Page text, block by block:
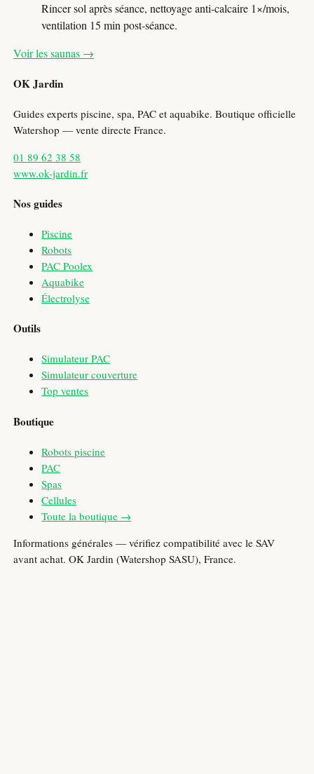
Rincer sol après séance, nettoyage anti-calcaire 1×/mois,
ventilation 15 min post-séance.
Voir les saunas →
OK Jardin
Guides experts piscine, spa, PAC et aquabike. Boutique officielle
Watershop — vente directe France.
01 89 62 38 58
www.ok-jardin.fr
Nos guides
Piscine
Robots
PAC Poolex
Aquabike
Électrolyse
Outils
Simulateur PAC
Simulateur couverture
Top ventes
Boutique
Robots piscine
PAC
Spas
Cellules
Toute la boutique →
Informations générales — vérifiez compatibilité avec le SAV
avant achat. OK Jardin (Watershop SASU), France.